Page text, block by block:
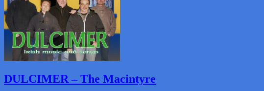
DULCIMER – The Macintyre